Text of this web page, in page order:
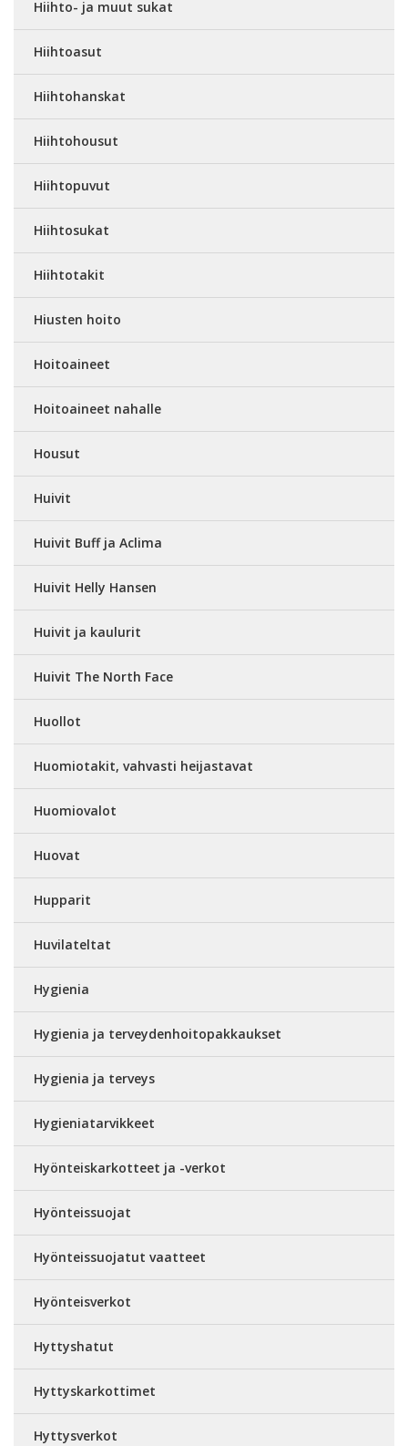
Hiihto- ja muut sukat
Hiihtoasut
Hiihtohanskat
Hiihtohousut
Hiihtopuvut
Hiihtosukat
Hiihtotakit
Hiusten hoito
Hoitoaineet
Hoitoaineet nahalle
Housut
Huivit
Huivit Buff ja Aclima
Huivit Helly Hansen
Huivit ja kaulurit
Huivit The North Face
Huollot
Huomiotakit, vahvasti heijastavat
Huomiovalot
Huovat
Hupparit
Huvilateltat
Hygienia
Hygienia ja terveydenhoitopakkaukset
Hygienia ja terveys
Hygieniatarvikkeet
Hyönteiskarkotteet ja -verkot
Hyönteissuojat
Hyönteissuojatut vaatteet
Hyönteisverkot
Hyttyshatut
Hyttyskarkottimet
Hyttysverkot